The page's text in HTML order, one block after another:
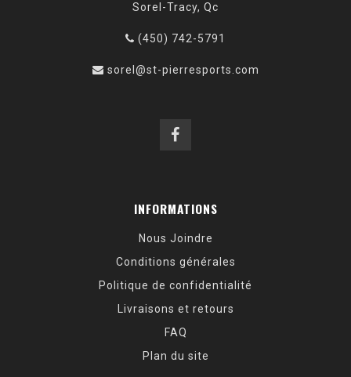
Sorel-Tracy, Qc
(450) 742-5791
sorel@st-pierresports.com
INFORMATIONS
Nous Joindre
Conditions générales
Politique de confidentialité
Livraisons et retours
FAQ
Plan du site